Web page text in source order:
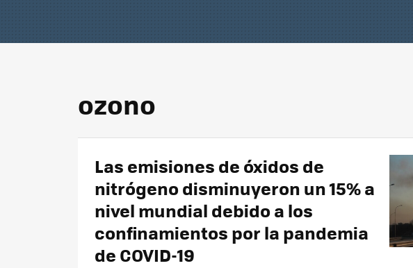
ozono
Las emisiones de óxidos de
nitrógeno disminuyeron un 15% a
nivel mundial debido a los
confinamientos por la pandemia
de COVID-19